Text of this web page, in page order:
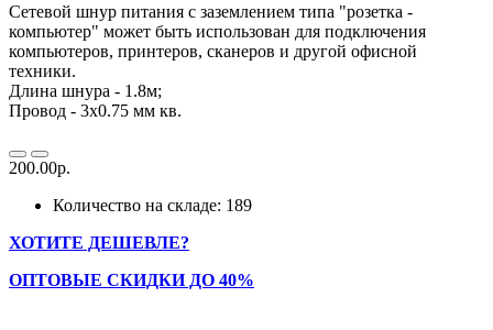
Сетевой шнур питания с заземлением типа "розетка -
компьютер" может быть использован для подключения
компьютеров, принтеров, сканеров и другой офисной
техники.
Длина шнура - 1.8м;
Провод - 3х0.75 мм кв.
200.00р.
Количество на складе: 189
ХОТИТЕ ДЕШЕВЛЕ?
ОПТОВЫЕ СКИДКИ ДО 40%